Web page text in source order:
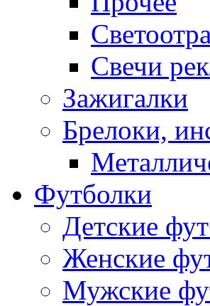
Свечи
Зажигалки
Брелоки,
Футболки
Детские
Женские
Мужские